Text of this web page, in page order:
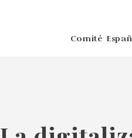
Comité